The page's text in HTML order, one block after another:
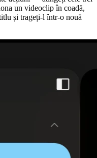
un videoclip în coadă,
și trageți-l într-o nouă